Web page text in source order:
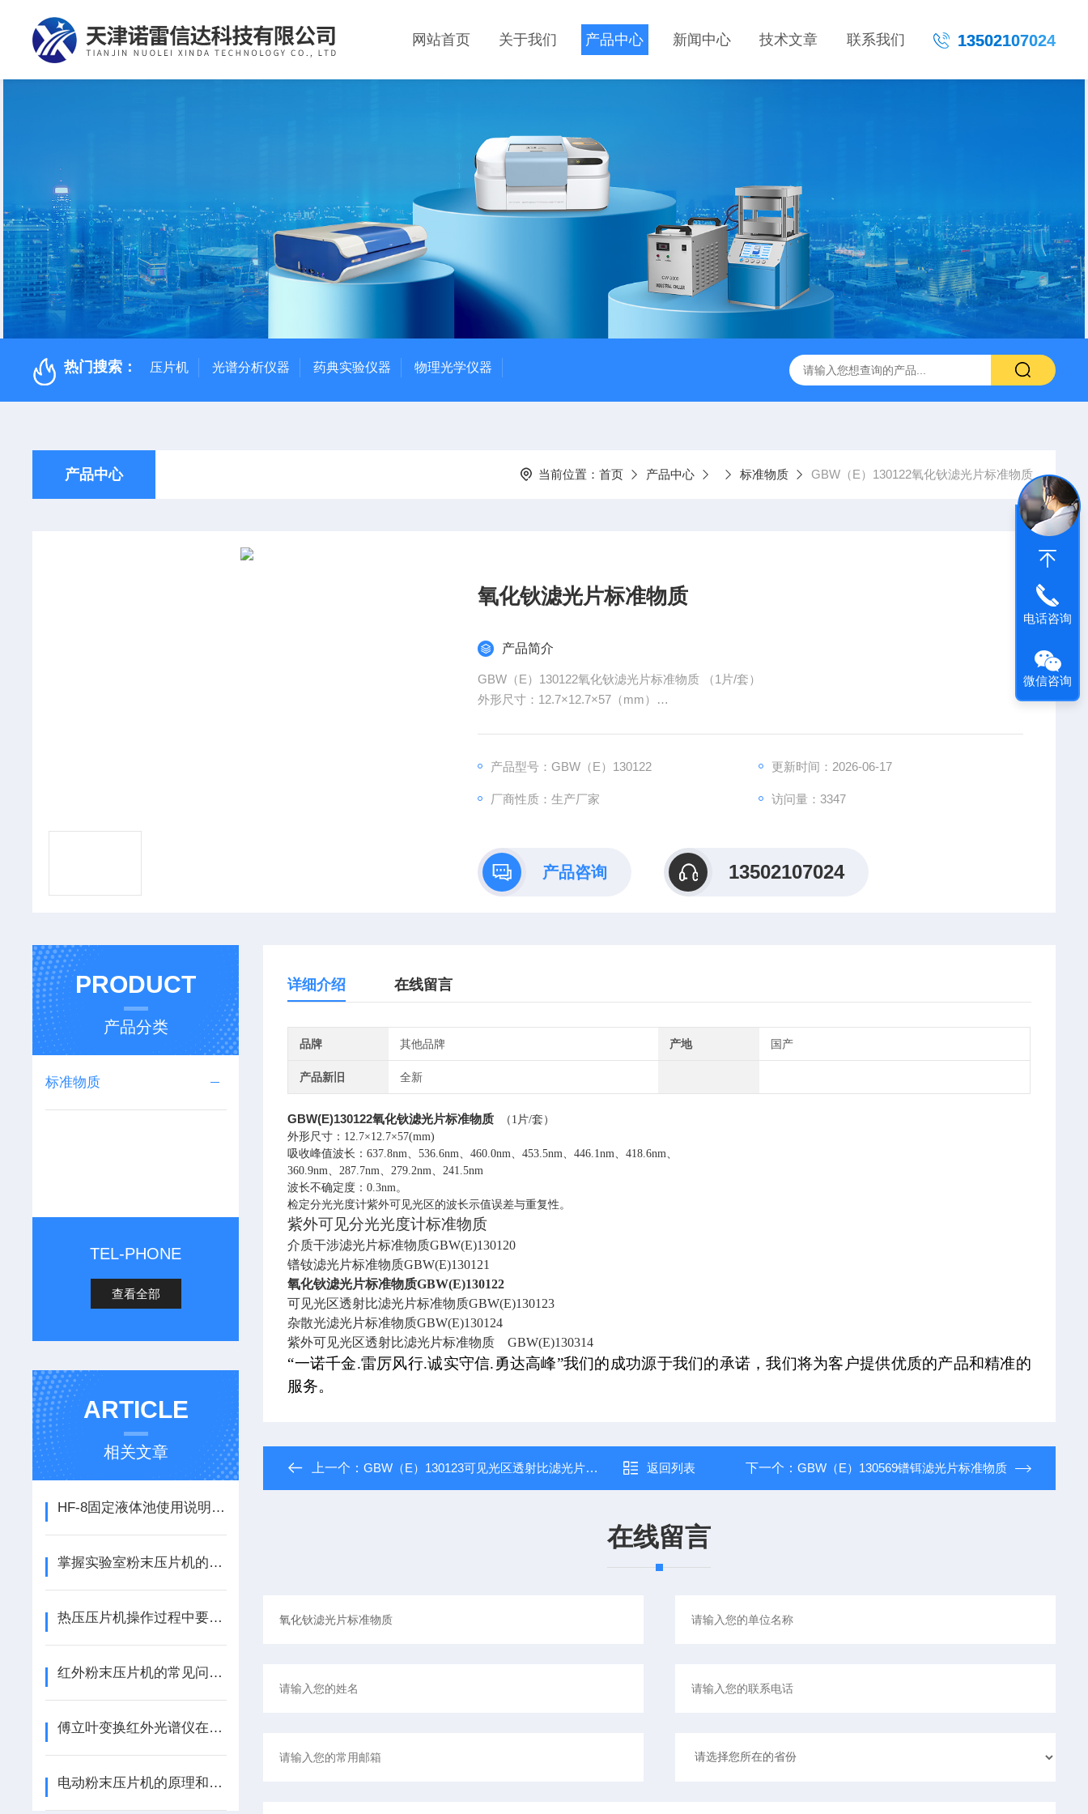
13502107024
网站首页 关于我们 产品中心 新闻中心 技术文章 联系我们
热门搜索： 压片机 光谱分析仪器 药典实验仪器 物理光学仪器
产品中心 当前位置： 首页 产品中心 标准物质 GBW（E）130122氧化钬滤光片标准物质
氧化钬滤光片标准物质
产品简介
GBW（E）130122氧化钬滤光片标准物质 （1片/套）
外形尺寸：12.7×12.7×57（mm）
波长不确定度：0.3nm。
产品型号：GBW（E）130122 更新时间：2026-06-17
厂商性质：生产厂家 访问量：3347
产品咨询 13502107024
PRODUCT
产品分类
标准物质
TEL-PHONE
查看全部
ARTICLE
相关文章
HF-8固定液体池使用说明方法
掌握实验室粉末压片机的正确安装方式很有必要
热压压片机操作过程中要注意的
红外粉末压片机的常见问题及解决方法
傅立叶变换红外光谱仪在医药行业的应用背景
电动粉末压片机的原理和注意事项
详细介绍 在线留言
品牌 其他品牌 产地 国产
产品新旧 全新
GBW(E)130122氧化钬滤光片标准物质
（1片/套）
外形尺寸：12.7×12.7×57(mm)
吸收峰值波长：637.8nm、536.6nm、460.0nm、453.5nm、446.1nm、418.6nm、
360.9nm、287.7nm、279.2nm、241.5nm
波长不确定度：0.3nm。
检定分光光度计紫外可见光区的波长示值误差与重复性。
紫外可见分光光度计标准物质
介质干涉滤光片标准物质GBW(E)130120
镨钕滤光片标准物质GBW(E)130121
氧化钬滤光片标准物质GBW(E)130122
可见光区透射比滤光片标准物质GBW(E)130123
杂散光滤光片标准物质GBW(E)130124
紫外可见光区透射比滤光片标准物质GBW(E)130314
“一诺千金.雷厉风行.诚实守信.勇达高峰”我们的成功源于我们的承诺，我们将为客户提供优质的产品和精准的
服务。
上一个：GBW（E）130123可见光区透射比滤光片标准物质 返回列表 下一个： GBW（E）130569镨铒滤光片标准物质
在线留言
电话咨询
微信咨询